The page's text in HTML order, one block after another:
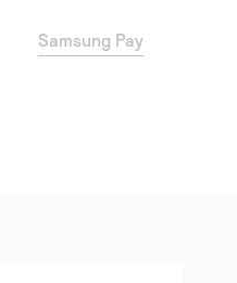
Samsung Pay